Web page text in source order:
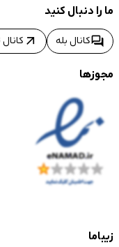
ما را دنبال کنید
forumکانال بله arrow_outward
مجوزها
زیباما